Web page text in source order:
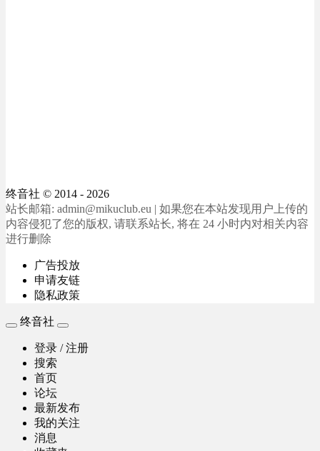
终音社 © 2014 - 2026
站长邮箱: admin@mikuclub.eu | 如果您在本站发现用户上传的
内容侵犯了您的版权, 请联系站长, 将在 24 小时内对相关内容
进行删除
广告投放
申请友链
隐私政策
终音社
登录 / 注册
搜索
首页
论坛
最新发布
我的关注
消息